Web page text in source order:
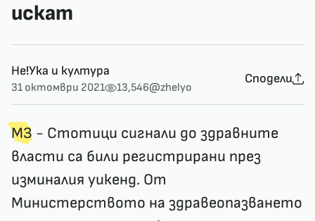
искат
Не!Ука и култура
31 октомври 2021 13,546@zhelyo
Сподели
МЗ - Стотици сигнали до здравните
власти са били регистрирани през
изминалия уикенд. От
Министерството на здравеопазването